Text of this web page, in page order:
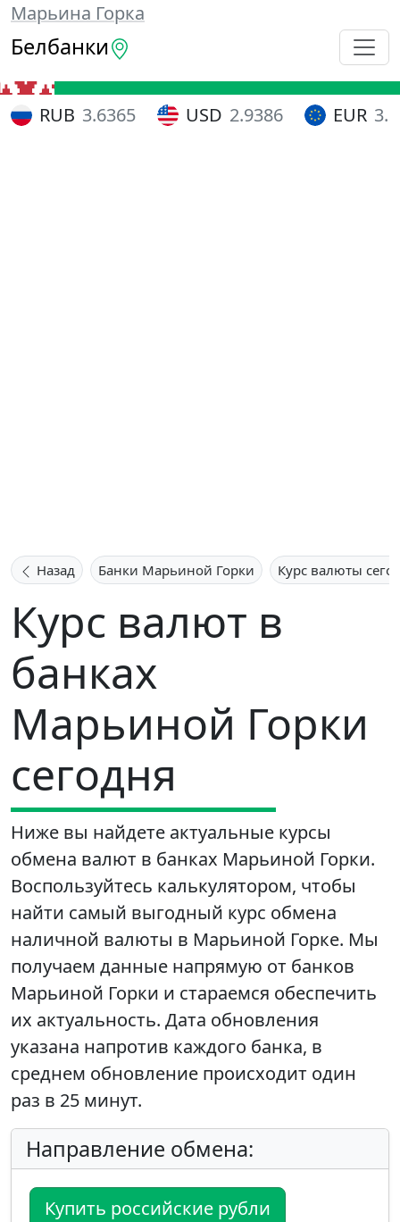
Марьина Горка
Белбанки
RUB 3.6365 USD 2.9386 EUR
Назад Банки Марьиной Горки Курс валюты
Курс валют в
банках
Марьиной Горки
сегодня
Ниже вы найдете актуальные курсы
обмена валют в банках Марьиной Горки.
Воспользуйтесь калькулятором, чтобы
найти самый выгодный курс обмена
наличной валюты в Марьиной Горке. Мы
получаем данные напрямую от банков
Марьиной Горки и стараемся обеспечить
их актуальность. Дата обновления
указана напротив каждого банка, в
среднем обновление происходит один
раз в 25 минут.
Направление обмена:
Купить российские рубли